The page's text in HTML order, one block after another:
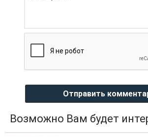
Отправить
Возможно Вам будет